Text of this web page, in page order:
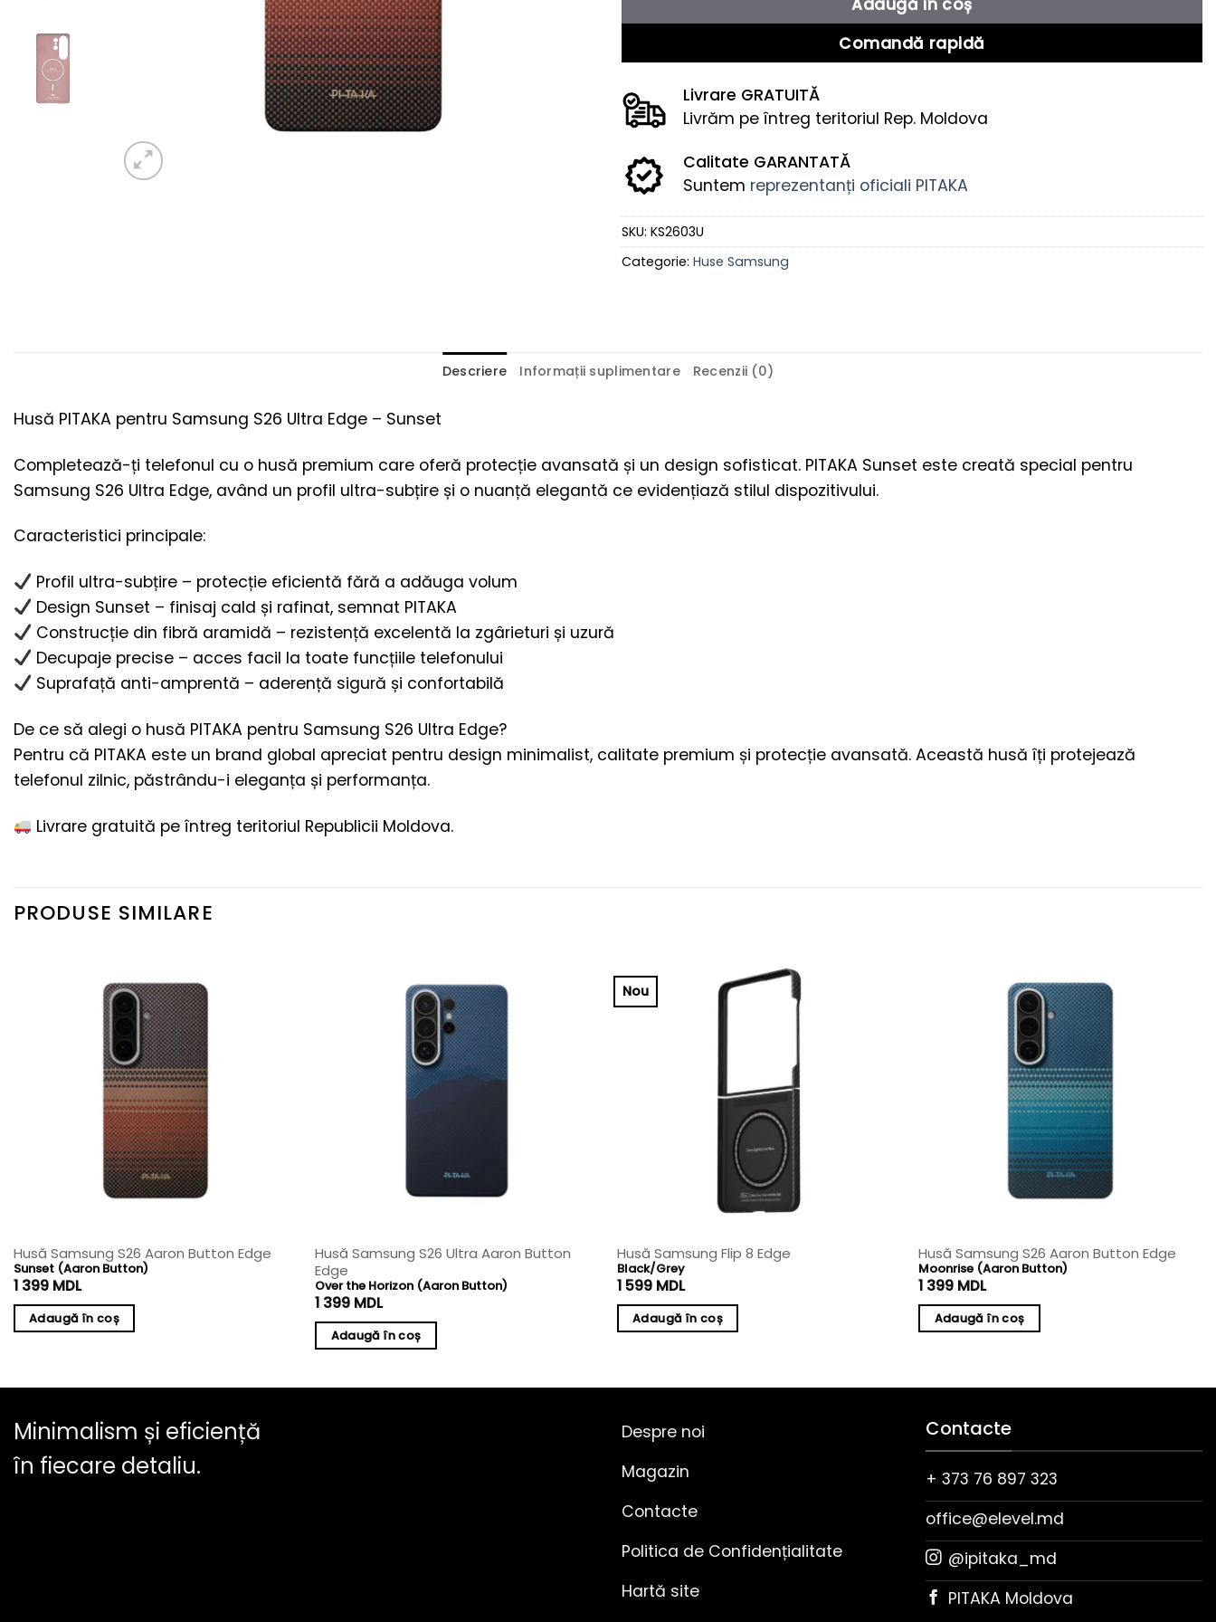
Adaugă în coș
Comandă rapidă
Livrare GRATUITĂ
Livrăm pe întreg teritoriul Rep. Moldova
Calitate GARANTATĂ
Suntem reprezentanți oficiali PITAKA
SKU: KS2603U
Categorie: Huse Samsung
Descriere Informații suplimentare Recenzii (0)
Husă PITAKA pentru Samsung S26 Ultra Edge – Sunset
Completează-ți telefonul cu o husă premium care oferă protecție avansată și un design sofisticat. PITAKA Sunset este creată special pentru
Samsung S26 Ultra Edge, având un profil ultra-subțire și o nuanță elegantă ce evidențiază stilul dispozitivului.
Caracteristici principale:
Profil ultra-subțire – protecție eficientă fără a adăuga volum
Design Sunset – finisaj cald și rafinat, semnat PITAKA
Construcție din fibră aramidă – rezistență excelentă la zgârieturi și uzură
Decupaje precise – acces facil la toate funcțiile telefonului
Suprafață anti-amprentă – aderență sigură și confortabilă
De ce să alegi o husă PITAKA pentru Samsung S26 Ultra Edge?
Pentru că PITAKA este un brand global apreciat pentru design minimalist, calitate premium și protecție avansată. Această husă îți protejează
telefonul zilnic, păstrându-i eleganța și performanța.
Livrare gratuită pe întreg teritoriul Republicii Moldova.
PRODUSE SIMILARE
Husă Samsung S26 Aaron Button Edge
Sunset (Aaron Button)
1 399 MDL
Adaugă în coș
Husă Samsung S26 Ultra Aaron Button
Edge
Over the Horizon (Aaron Button)
1 399 MDL
Adaugă în coș
Nou
Husă Samsung Flip 8 Edge
Black/Grey
1 599 MDL
Adaugă în coș
Husă Samsung S26 Aaron Button Edge
Moonrise (Aaron Button)
1 399 MDL
Adaugă în coș
Minimalism și eficiență
în fiecare detaliu.
Despre noi
Magazin
Contacte
Politica de Confidențialitate
Hartă site
Contacte
+ 373 76 897 323
office@elevel.md
@ipitaka_md
PITAKA Moldova